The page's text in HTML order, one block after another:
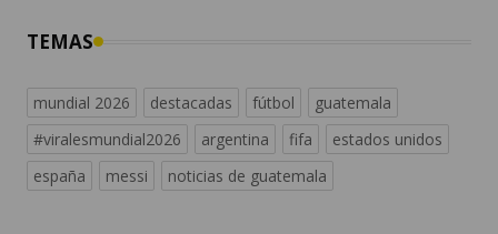
TEMAS
mundial 2026 destacadas fútbol
guatemala
#viralesmundial2026
argentina fifa
estados unidos
españa
messi noticias de guatemala